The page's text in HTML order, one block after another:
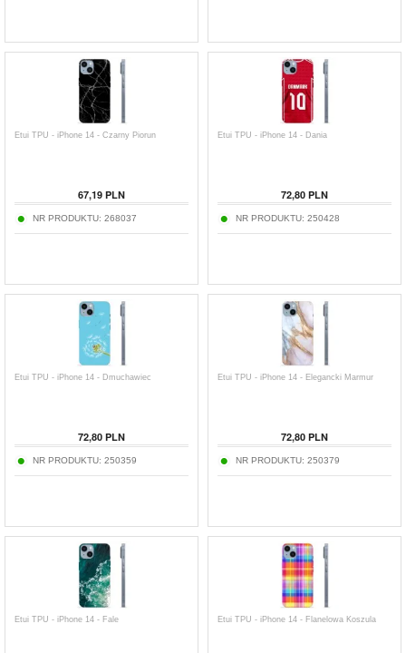
Etui TPU - iPhone 14 - Czarny Piorun
67,19 PLN
NR PRODUKTU: 268037
Etui TPU - iPhone 14 - Dania
72,80 PLN
NR PRODUKTU: 250428
Etui TPU - iPhone 14 - Dmuchawiec
72,80 PLN
NR PRODUKTU: 250359
Etui TPU - iPhone 14 - Elegancki Marmur
72,80 PLN
NR PRODUKTU: 250379
Etui TPU - iPhone 14 - Fale Etui TPU - iPhone 14 - Flanelowa Koszula